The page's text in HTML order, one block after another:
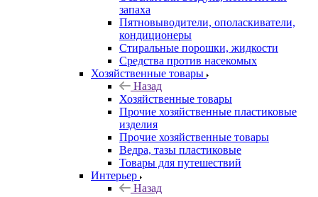
запаха
Пятновыводители, ополаскиватели,
кондиционеры
Стиральные порошки, жидкости
Средства против насекомых
Хозяйственные товары
Назад
Хозяйственные товары
Прочие хозяйственные пластиковые
изделия
Прочие хозяйственные товары
Ведра, тазы пластиковые
Товары для путешествий
Интерьер
Назад